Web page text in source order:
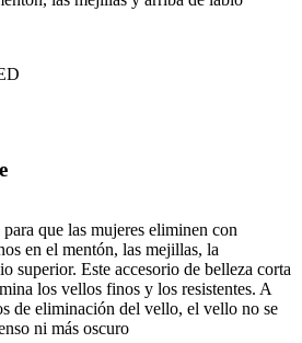
que las mujeres eliminen con
en el mentón, las mejillas, la
superior. Este accesorio de belleza corta
los vellos finos y los resistentes. A
de eliminación del vello, el vello no se
ni más oscuro